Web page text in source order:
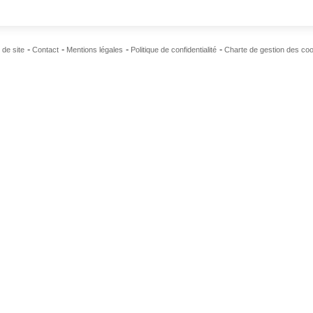
de site Contact Mentions légales Politique de confidentialité Charte de gestion des